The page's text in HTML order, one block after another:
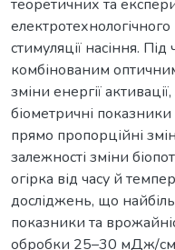
теоретичних та
стимуляції насіння.
комбінованим
зміни енергії
біометричні показники
прямо пропорційні
залежності зміни
огірка від часу й
досліджень, що
показники та
обробки 25–30 мДж/